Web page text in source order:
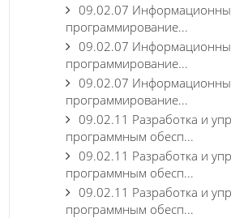
09.02.07
программирование...
09.02.07
программирование...
09.02.07
программирование...
09.02.11 Разработка и
программным обесп...
09.02.11 Разработка и
программным обесп...
09.02.11 Разработка и
программным обесп...